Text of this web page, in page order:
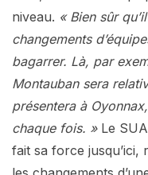
niveau. « Bien sûr
changements
bagarrer. Là, par
Montauban sera
présentera à
chaque fois. »Le SUA
fait sa force jusqu’ici,